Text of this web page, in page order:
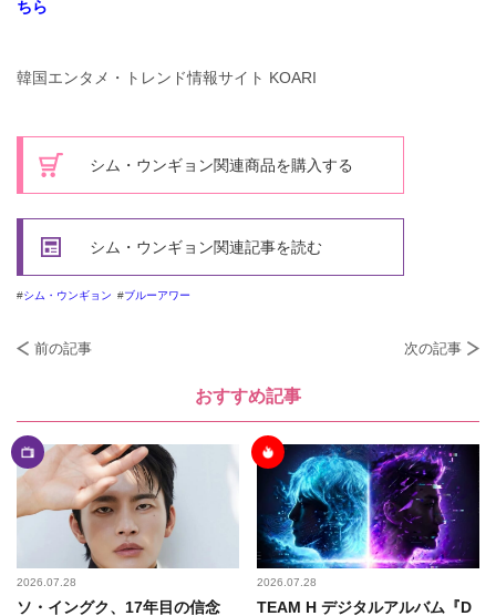
ちら
韓国エンタメ・トレンド情報サイト KOARI
シム・ウンギョン関連商品を購入する
シム・ウンギョン関連記事を読む
シム・ウンギョン ブルーアワー
前の記事 次の記事
おすすめ記事
2026.07.28
ソ・イングク、17年目の信念
2026.07.28
TEAM H デジタルアルバム『D